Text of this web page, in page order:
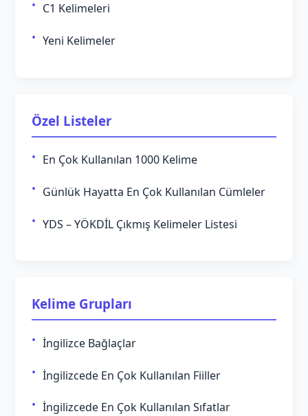
C1 Kelimeleri
Yeni Kelimeler
Özel Listeler
En Çok Kullanılan 1000 Kelime
Günlük Hayatta En Çok Kullanılan Cümleler
YDS – YÖKDİL Çıkmış Kelimeler Listesi
Kelime Grupları
İngilizce Bağlaçlar
İngilizcede En Çok Kullanılan Fiiller
İngilizcede En Çok Kullanılan Sıfatlar